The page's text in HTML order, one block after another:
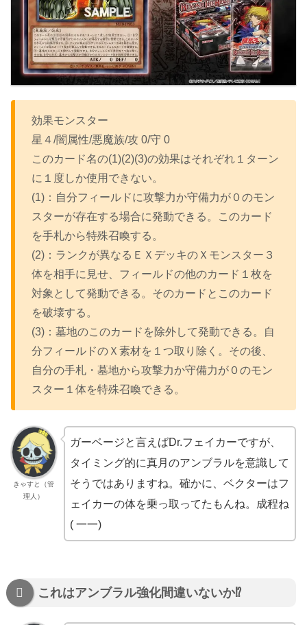
効果モンスター
星４/闇属性/悪魔族/攻 0/守 0
このカード名の(1)(2)(3)の効果はそれぞれ１ターン
に１度しか使用できない。
(1)：自分フィールドに攻撃力か守備力が０のモン
スターが存在する場合に発動できる。このカード
を手札から特殊召喚する。
(2)：ランクが異なるＥＸデッキのＸモンスター３
体を相手に見せ、フィールドの他のカード１枚を
対象として発動できる。そのカードとこのカード
を破壊する。
(3)：墓地のこのカードを除外して発動できる。自
分フィールドのＸ素材を１つ取り除く。その後、
自分の手札・墓地から攻撃力か守備力が０のモン
スター１体を特殊召喚できる。
きゃすと（管
理人）
ガーベージと言えばDr.フェイカーですが、
タイミング的に真月のアンブラルを意識して
そうではありますね。確かに、ベクターはフ
ェイカーの体を乗っ取ってたもんね。成程ね
( 一一)
これはアンブラル強化間違いないか⁉